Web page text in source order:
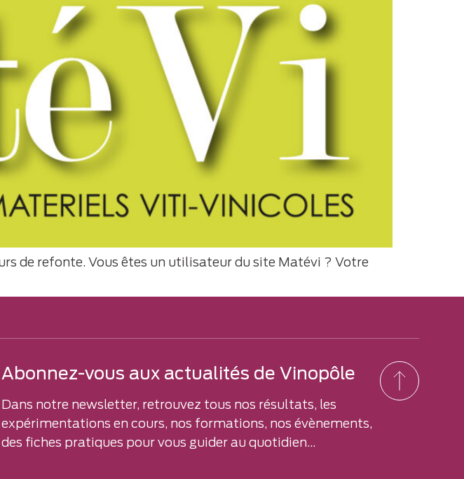
de refonte. Vous êtes un utilisateur du site Matévi ? Votre
Abonnez-vous aux actualités de Vinopôle
Dans notre newsletter, retrouvez tous nos résultats, les
expérimentations en cours, nos formations, nos évènements,
des fiches pratiques pour vous guider au quotidien...